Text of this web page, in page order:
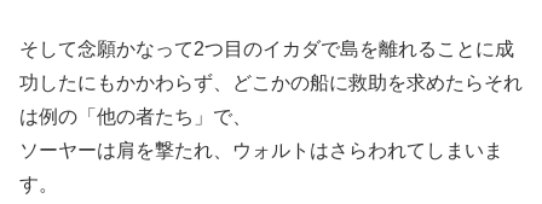
そして念願かなって2つ目のイカダで島を離れることに成
功したにもかかわらず、どこかの船に救助を求めたらそれ
は例の「他の者たち」で、
ソーヤーは肩を撃たれ、ウォルトはさらわれてしまいま
す。